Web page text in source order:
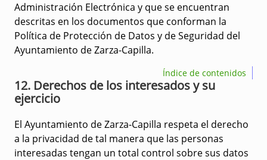
Administración Electrónica y que se encuentran
descritas en los documentos que conforman la
Política de Protección de Datos y de Seguridad del
Ayuntamiento de Zarza-Capilla.
Índice de contenidos
12. Derechos de los interesados y su
ejercicio
El Ayuntamiento de Zarza-Capilla respeta el derecho
a la privacidad de tal manera que las personas
interesadas tengan un total control sobre sus datos